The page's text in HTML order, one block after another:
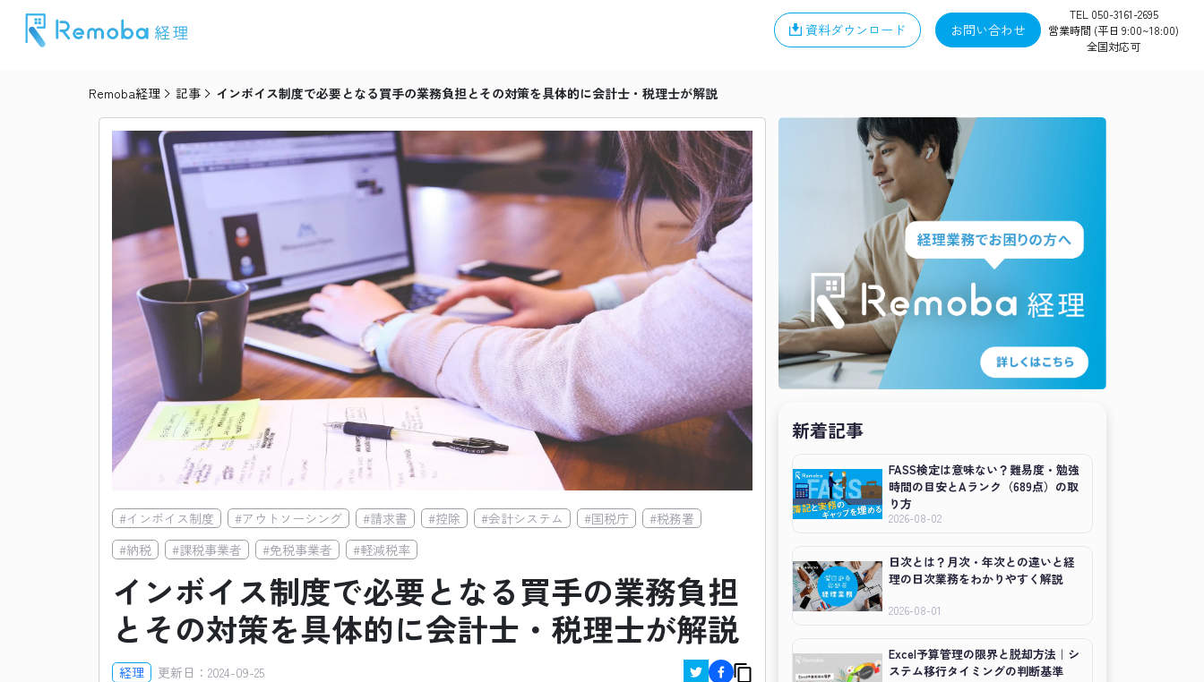
資料ダウンロード お問い合わせ
TEL 050-3161-2695
営業時間 (平日 9:00~18:00)
全国対応可
Remoba経理 記事 インボイス制度で必要となる買手の業務負担とその対策を具体的に会計士・税理士が解説
新着記事
FASS検定は意味ない？難易度・勉強
時間の目安とAランク（689点）の取
り方
2026-08-02
日次とは？月次・年次との違いと経
理の日次業務をわかりやすく解説
2026-08-01
Excel予算管理の限界と脱却方法｜シ
ステム移行タイミングの判断基準
#インボイス制度 #アウトソーシング #請求書 #控除 #会計システム #国税庁 #税務署
#納税 #課税事業者 #免税事業者 #軽減税率
インボイス制度で必要となる買手の業務負担
とその対策を具体的に会計士・税理士が解説
経理 更新日： 2024-09-25